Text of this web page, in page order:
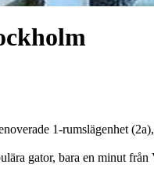
1-rumslägenhet
gator, bara en minut